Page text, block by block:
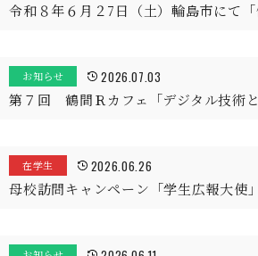
令和８年６月２7日（土）輪島市にて
お知らせ 2026.07.03
第７回 鶴間Ｒカフェ「デジタル技術
在学生 2026.06.26
母校訪問キャンペーン「学生広報大使